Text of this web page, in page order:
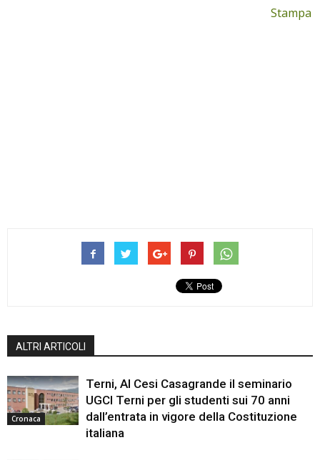
Stampa
ALTRI ARTICOLI
Cronaca
Terni, Al Cesi Casagrande il seminario
UGCI Terni per gli studenti sui 70 anni
dall’entrata in vigore della Costituzione
italiana